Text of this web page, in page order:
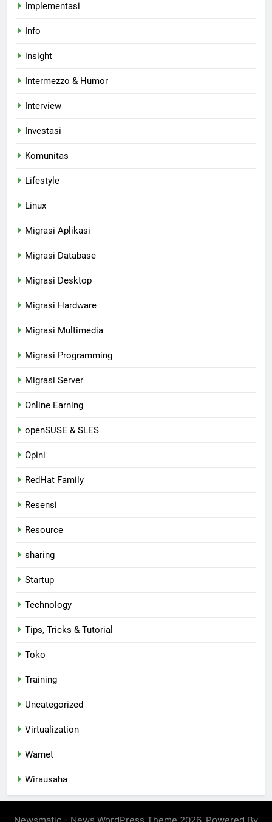
Implementasi
Info
insight
Intermezzo & Humor
Interview
Investasi
Komunitas
Lifestyle
Linux
Migrasi Aplikasi
Migrasi Database
Migrasi Desktop
Migrasi Hardware
Migrasi Multimedia
Migrasi Programming
Migrasi Server
Online Earning
openSUSE & SLES
Opini
RedHat Family
Resensi
Resource
sharing
Startup
Technology
Tips, Tricks & Tutorial
Toko
Training
Uncategorized
Virtualization
Warnet
Wirausaha